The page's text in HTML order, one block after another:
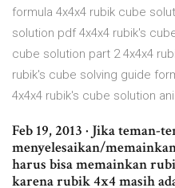
formula 4x4x4 rubik cube
solution pdf 4x4x4 rubik's
cube solution part 2 4x4x4
rubik's cube solving guide
4x4x4 rubik's cube solution
Feb 19, 2013 · Jika teman-
menyelesaikan/
harus bisa memainkan
karena rubik 4x4 masih